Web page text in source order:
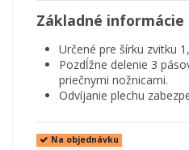
Základné informácie
Určené pre šírku zvitku
Pozdĺžne delenie 3
priečnymi nožnicami.
Odvíjanie plechu
Na objednávku